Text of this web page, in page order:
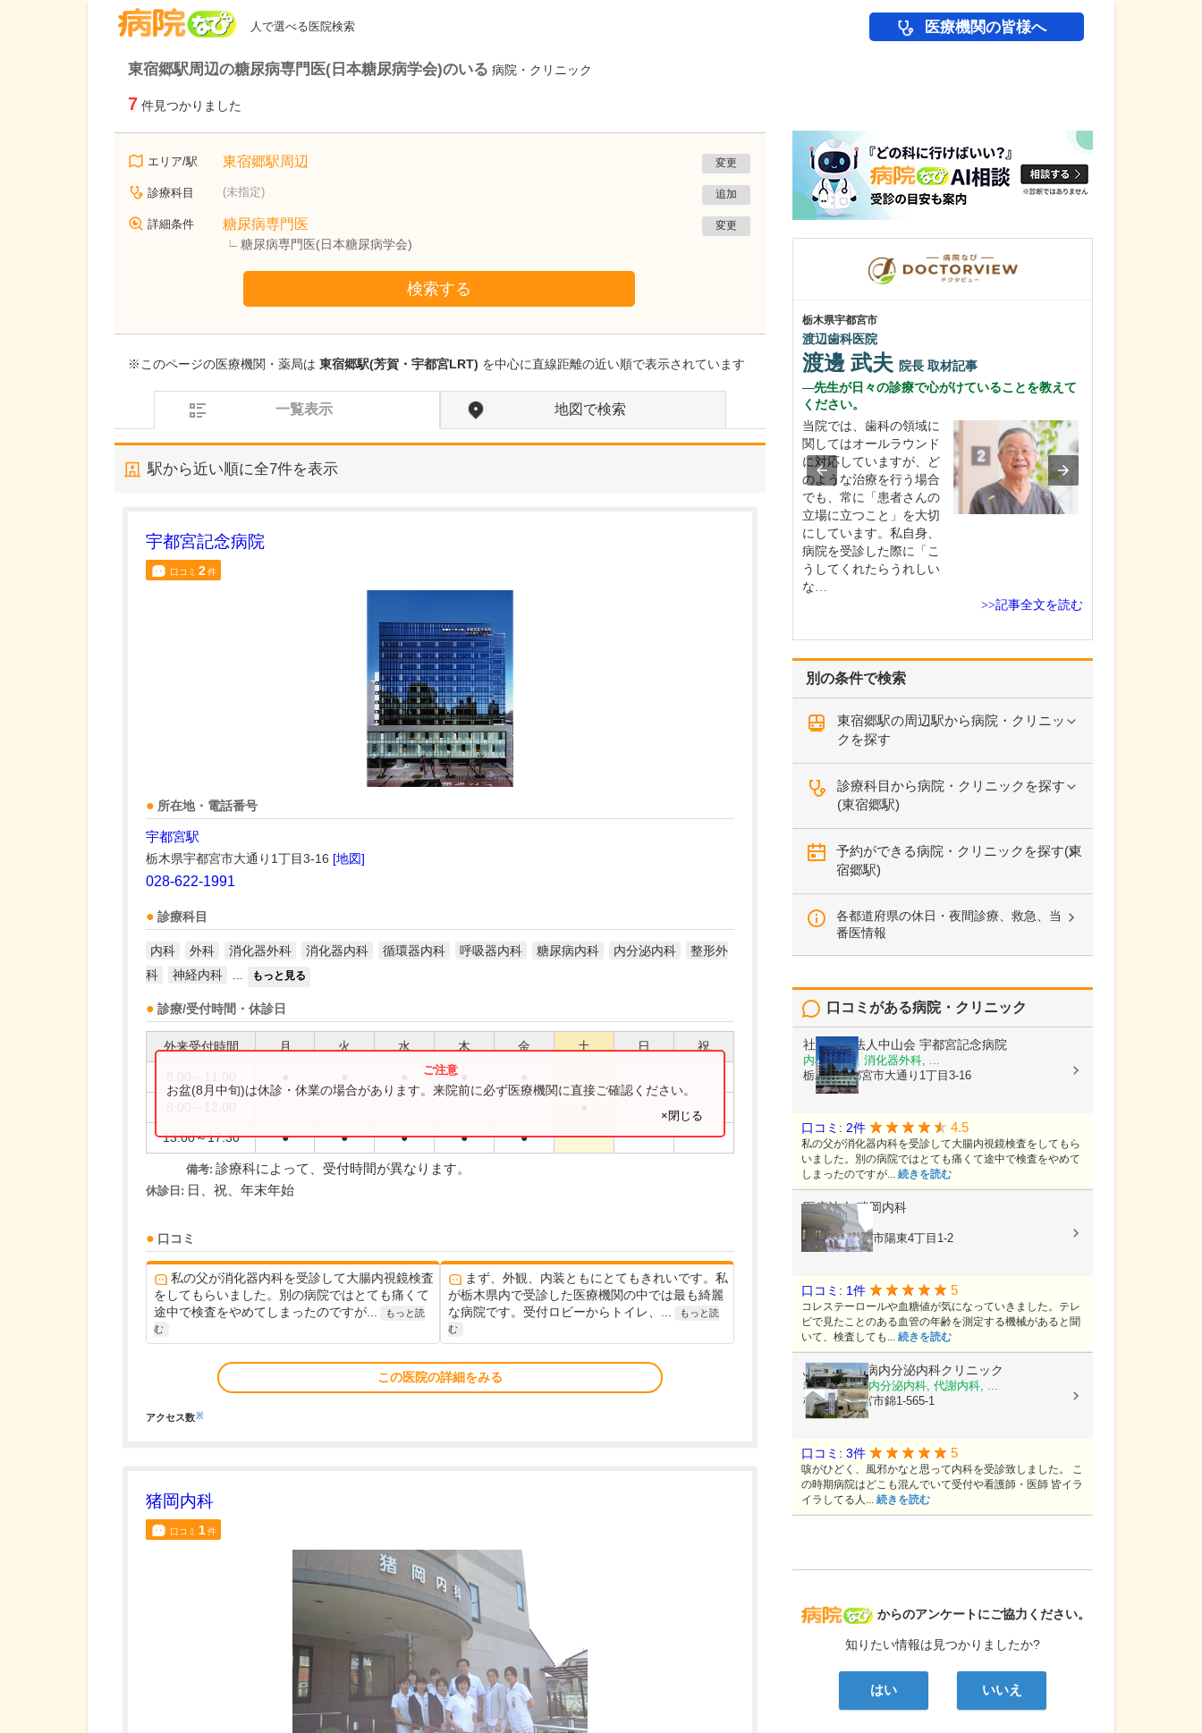
人で選べる医院検索 医療機関の皆様へ
東宿郷駅周辺の糖尿病専門医(日本糖尿病学会)のいる 病院・クリニック
7 件見つかりました
エリア/駅 東宿郷駅周辺 変更
診療科目 (未指定) 追加
詳細条件 糖尿病専門医
糖尿病専門医(日本糖尿病学会)
変更
検索する
※このページの医療機関・薬局は 東宿郷駅(芳賀・宇都宮LRT) を中心に直線距離の近い順で表示されています
一覧表示 地図で検索
駅から近い順に全7件を表示
宇都宮記念病院
口コミ 2件
所在地・電話番号
宇都宮駅
栃木県宇都宮市大通り1丁目3-16 [地図]
028-622-1991
診療科目
内科 外科 消化器外科 消化器内科 循環器内科 呼吸器内科 糖尿病内科 内分泌内科
整形外
科
神経内科 もっと見る
診療/受付時間・休診日
外来受付時間 月 火 水 木 金 土 日 祝
13:00～17:30 ● ● ● ● ●
お盆(8月中旬)は休診・休業の場合があります。来院前に必ず医療機関に直接ご確認ください。
×閉じる
備考: 診療科によって、受付時間が異なります。
休診日: 日、祝、年末年始
口コミ
私の父が消化器内科を受診して大腸内視鏡検査
をしてもらいました。別の病院ではとても痛くて
途中で検査をやめてしまったのですが...
もっと読
む
まず、外観、内装ともにとてもきれいです。私
が栃木県内で受診した医療機関の中では最も綺麗
な病院です。受付ロビーからトイレ、...
もっと読
む
この医院の詳細をみる
アクセス数※
猪岡内科
口コミ 1件
別の条件で検索
東宿郷駅の周辺駅から病院・クリニッ
クを探す
診療科目から病院・クリニックを探す
(東宿郷駅)
予約ができる病院・クリニックを探す(東
宿郷駅)
各都道府県の休日・夜間診療、救急、当
番医情報
病院なび
からのアンケートにご協力ください。
知りたい情報は見つかりましたか?
はい いいえ
口コミがある病院・クリニック
社会医療法人中山会 宇都宮記念病院
内科, 外科, 消化器外科, ...
栃木県宇都宮市大通り1丁目3-16
口コミ: 2件 4.5
私の父が消化器内科を受診して大腸内視鏡検査をしてもら
いました。別の病院ではとても痛くて途中で検査をやめて
しまったのですが... 続きを読む
医療法人猪岡内科
内科
栃木県宇都宮市陽東4丁目1-2
口コミ: 1件 5
コレステーロールや血糖値が気になっていきました。テレ
ビで見たことのある血管の年齢を測定する機械があると聞
いて、検査しても... 続きを読む
ふじた糖尿病内分泌内科クリニック
糖尿病内科, 内分泌内科, 代謝内科, ...
栃木県宇都宮市錦1-565-1
口コミ: 3件 5
咳がひどく、風邪かなと思って内科を受診致しました。 こ
の時期病院はどこも混んでいて受付や看護師・医師 皆イラ
イラしてる人... 続きを読む
栃木県宇都宮市
渡辺歯科医院
渡邊 武夫 院長 取材記事
先生が日々の診療で心がけていることを教えて
ください。
当院では、歯科の領域に
関してはオールラウンド
に対応していますが、ど
のような治療を行う場合
でも、常に「患者さんの
立場に立つこと」を大切
にしています。私自身、
病院を受診した際に「こ
うしてくれたらうれしい
な…
>>記事全文を読む
ありずみ消化器内科
有住 忠晃院長取材記事
うですね。この場所を選んだ理由を教えてくださ
自分の健康について過信